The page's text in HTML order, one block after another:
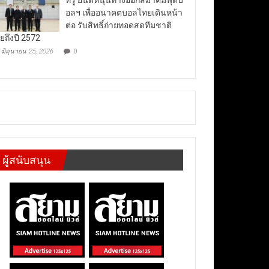
อลฯ เพื่ออนาคตบอลไทยเดินหน้า
ต่อ รับสิทธิ์ถ่ายทอดสดทีมชาติ
ถึงปี 2572
มิถุนายน 25, 2026 0
ผู้สนับสนุน